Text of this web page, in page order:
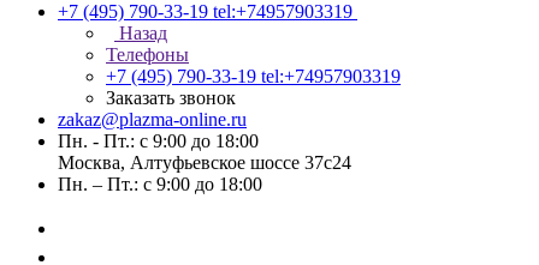
+7 (495) 790-33-19 tel:+74957903319
Назад
Телефоны
+7 (495) 790-33-19 tel:+74957903319
Заказать звонок
zakaz@plazma-online.ru
Пн. - Пт.: с 9:00 до 18:00
Москва, Алтуфьевское шоссе 37с24
Пн. – Пт.: с 9:00 до 18:00